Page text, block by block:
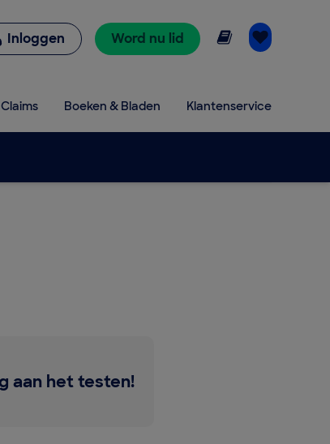
Inloggen Word nu lid Online lezen
Boeken & Bladen Klantenservice
aan het testen!